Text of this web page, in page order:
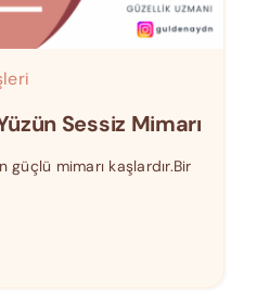
Sessiz Mimarı
mimarı kaşlardır.Bir